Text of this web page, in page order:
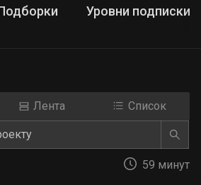
Уровни подписки
Лента Список
59 минут